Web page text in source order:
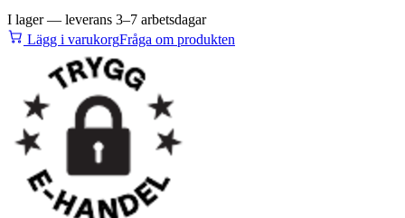
I lager — leverans 3–7 arbetsdagar
Lägg i varukorgFråga om produkten